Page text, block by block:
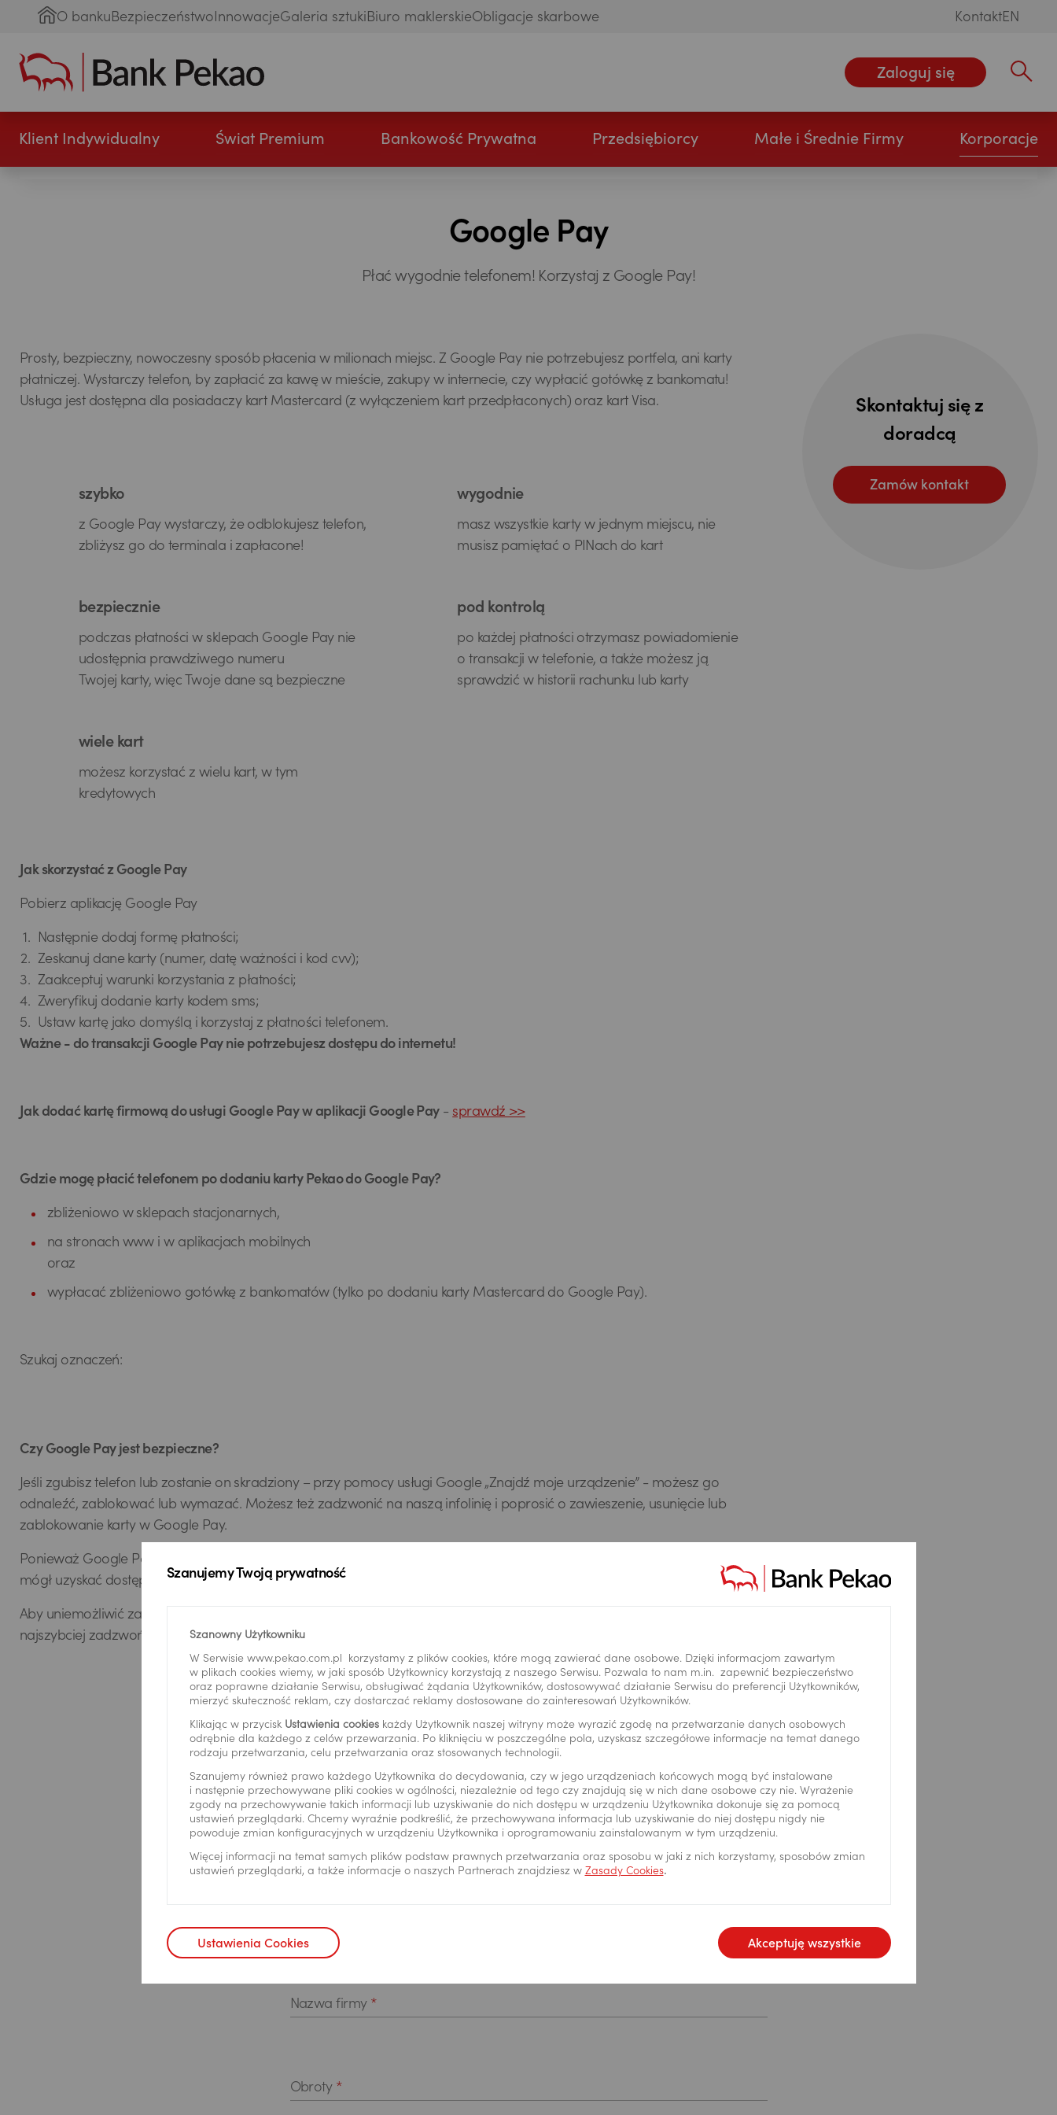
O bankuBezpieczeństwoInnowacjeGaleria sztukiBiuro maklerskieObligacje skarbowe KontaktEN
Zaloguj się Wpisz
Klient Indywidualny Świat Premium Bankowość Prywatna Przedsiębiorcy Małe i Średnie Firmy Korporacje
Google Pay
Płać wygodnie telefonem! Korzystaj z Google Pay!
Prosty, bezpieczny, nowoczesny sposób płacenia w milionach miejsc. Z Google Pay nie potrzebujesz portfela, ani karty
płatniczej. Wystarczy telefon, by zapłacić za kawę w mieście, zakupy w internecie, czy wypłacić gotówkę z bankomatu!
Usługa jest dostępna dla posiadaczy kart Mastercard (z wyłączeniem kart przedpłaconych) oraz kart Visa.
szybko
z Google Pay wystarczy, że odblokujesz telefon,
zbliżysz go do terminala i zapłacone!
wygodnie
masz wszystkie karty w jednym miejscu, nie
musisz pamiętać o PINach do kart
bezpiecznie
podczas płatności w sklepach Google Pay nie
udostępnia prawdziwego numeru
Twojej karty, więc Twoje dane są bezpieczne
pod kontrolą
po każdej płatności otrzymasz powiadomienie
o transakcji w telefonie, a także możesz ją
sprawdzić w historii rachunku lub karty
wiele kart
możesz korzystać z wielu kart, w tym
kredytowych
Jak skorzystać z Google Pay
Pobierz aplikację Google Pay
Następnie dodaj formę płatności;
Zeskanuj dane karty (numer, datę ważności i kod cvv);
Zaakceptuj warunki korzystania z płatności;
Zweryfikuj dodanie karty kodem sms;
Ustaw kartę jako domyślą i korzystaj z płatności telefonem.
Ważne - do transakcji Google Pay nie potrzebujesz dostępu do internetu!
Jak dodać kartę firmową do usługi Google Pay w aplikacji Google Pay- sprawdź >>
Gdzie mogę płacić telefonem po dodaniu karty Pekao do Google Pay?
zbliżeniowo w sklepach stacjonarnych,
na stronach www i w aplikacjach mobilnych
oraz
wypłacać zbliżeniowo gotówkę z bankomatów (tylko po dodaniu karty Mastercard do Google Pay).
Szukaj oznaczeń:
Czy Google Pay jest bezpieczne?
Jeśli zgubisz telefon lub zostanie on skradziony – przy pomocy usługi Google „Znajdź moje urządzenie” - możesz go
odnaleźć, zablokować lub wymazać. Możesz też zadzwonić na naszą infolinię i poprosić o zawieszenie, usunięcie lub
zablokowanie karty w Google Pay.
Ponieważ Google Pay nie przechowuje danych karty w telefonie, każdy, kto znajdzie lub ukradnie Twój telefon, nie będzie
mógł uzyskać dostępu do tych informacji, nawet jeśli jest on odblokowany.
Aby uniemożliwić zapłacenie telefonem przez osobę niepowołaną, nie udostępniaj telefonu nikomu, a jeśli utracisz go – jak
najszybciej zadzwoń na naszą infolinię.
Skontaktuj się z
doradcą
Zamów kontakt
Wypełnij formularz
Nazwa firmy *
Obroty *
Szanujemy Twoją prywatność
Szanowny Użytkowniku
W Serwisie www.pekao.com.pl korzystamy z plików cookies, które mogą zawierać dane osobowe. Dzięki informacjom zawartym
w plikach cookies wiemy, w jaki sposób Użytkownicy korzystają z naszego Serwisu. Pozwala to nam m.in. zapewnić bezpieczeństwo
oraz poprawne działanie Serwisu, obsługiwać żądania Użytkowników, dostosowywać działanie Serwisu do preferencji Użytkowników,
mierzyć skuteczność reklam, czy dostarczać reklamy dostosowane do zainteresowań Użytkowników.
Klikając w przycisk Ustawienia cookies każdy Użytkownik naszej witryny może wyrazić zgodę na przetwarzanie danych osobowych
odrębnie dla każdego z celów przewarzania. Po kliknięciu w poszczególne pola, uzyskasz szczegółowe informacje na temat danego
rodzaju przetwarzania, celu przetwarzania oraz stosowanych technologii.
Szanujemy również prawo każdego Użytkownika do decydowania, czy w jego urządzeniach końcowych mogą być instalowane
i następnie przechowywane pliki cookies w ogólności, niezależnie od tego czy znajdują się w nich dane osobowe czy nie. Wyrażenie
zgody na przechowywanie takich informacji lub uzyskiwanie do nich dostępu w urządzeniu Użytkownika dokonuje się za pomocą
ustawień przeglądarki. Chcemy wyraźnie podkreślić, że przechowywana informacja lub uzyskiwanie do niej dostępu nigdy nie
powoduje zmian konfiguracyjnych w urządzeniu Użytkownika i oprogramowaniu zainstalowanym w tym urządzeniu.
Więcej informacji na temat samych plików podstaw prawnych przetwarzania oraz sposobu w jaki z nich korzystamy, sposobów zmian
ustawień przeglądarki, a także informacje o naszych Partnerach znajdziesz w Zasady Cookies.
Ustawienia Cookies Akceptuję wszystkie